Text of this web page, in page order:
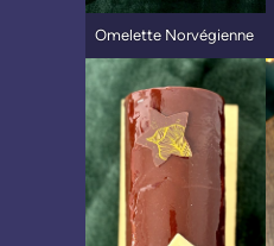
Omelette Norvégienne